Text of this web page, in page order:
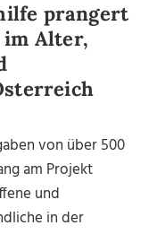
prangert
im Alter,
von über 500
am Projekt
und
in der